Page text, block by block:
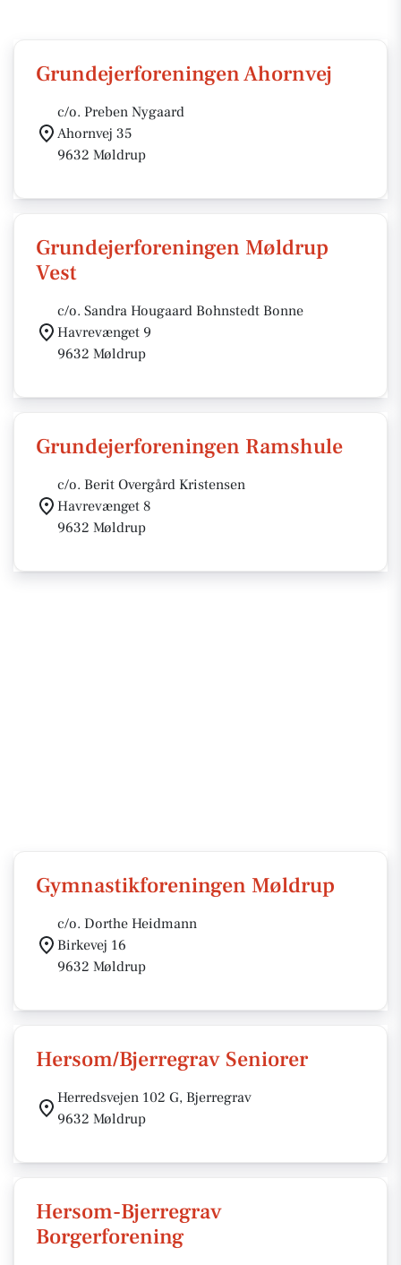
Grundejerforeningen Ahornvej
c/o. Preben Nygaard
Ahornvej 35
9632 Møldrup
Grundejerforeningen Møldrup
Vest
c/o. Sandra Hougaard Bohnstedt Bonne
Havrevænget 9
9632 Møldrup
Grundejerforeningen Ramshule
c/o. Berit Overgård Kristensen
Havrevænget 8
9632 Møldrup
Gymnastikforeningen Møldrup
c/o. Dorthe Heidmann
Birkevej 16
9632 Møldrup
Hersom/Bjerregrav Seniorer
Herredsvejen 102 G, Bjerregrav
9632 Møldrup
Hersom-Bjerregrav
Borgerforening